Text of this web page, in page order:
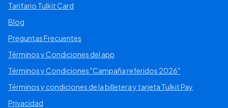
Tarifario Tulkit Card
Blog
Preguntas Frecuentes
Términos y Condiciones del app
Términos y Condiciones "Campaña referidos 2026"
Términos y condiciones de la billetera y tarjeta Tulkit Pay
Privacidad